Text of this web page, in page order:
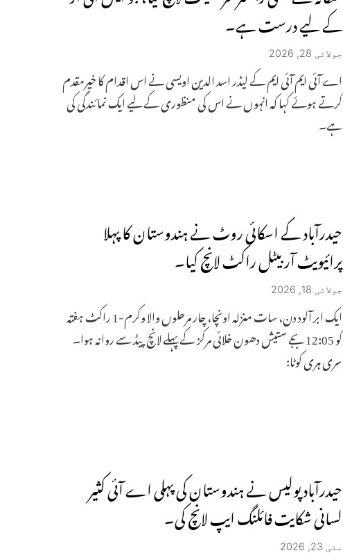
کے لیے درست ہے۔
جولائی 28, 2026
اے آئی ایم آئی ایم کے لیڈر اسد الدین اویسی نے اس اقدام کا خیرمقدم
کرتے ہوئے کہا کہ انہوں نے اس کی منظوری کے لیے ایک نمائندگی کی
ہے۔
حیدرآباد کے اسکائی روٹ نے ہندوستان کا پہلا
پرائیویٹ آربیٹل راکٹ لانچ کیا۔
جولائی 18, 2026
ایک ابر آلود دن، سات منزلہ اونچا، چار مرحلوں والا وکرم-1 راکٹ ہفتہ
کو 12:05 بجے ستیش دھون خلائی مرکز کے پہلے لانچ پیڈ سے روانہ ہوا۔
سری ہری کوٹا:
حیدرآباد پولیس نے ہندوستان کی پہلی اے آئی کثیر
لسانی شکایت فائلنگ ایپ لانچ کی۔
مئی 23, 2026